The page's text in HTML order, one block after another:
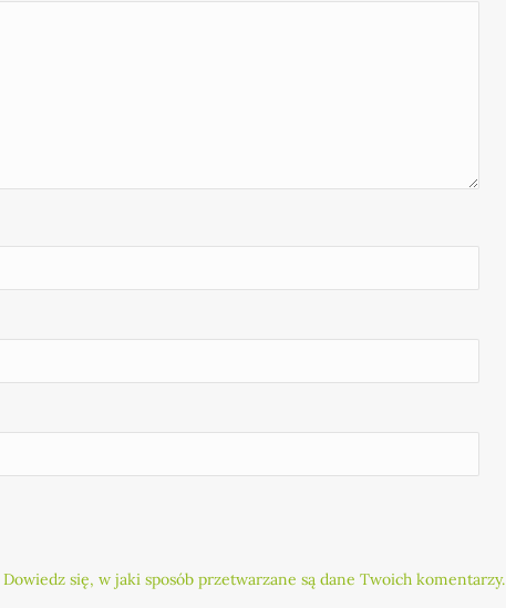
Dowiedz się, w jaki sposób przetwarzane są dane Twoich komentarzy.